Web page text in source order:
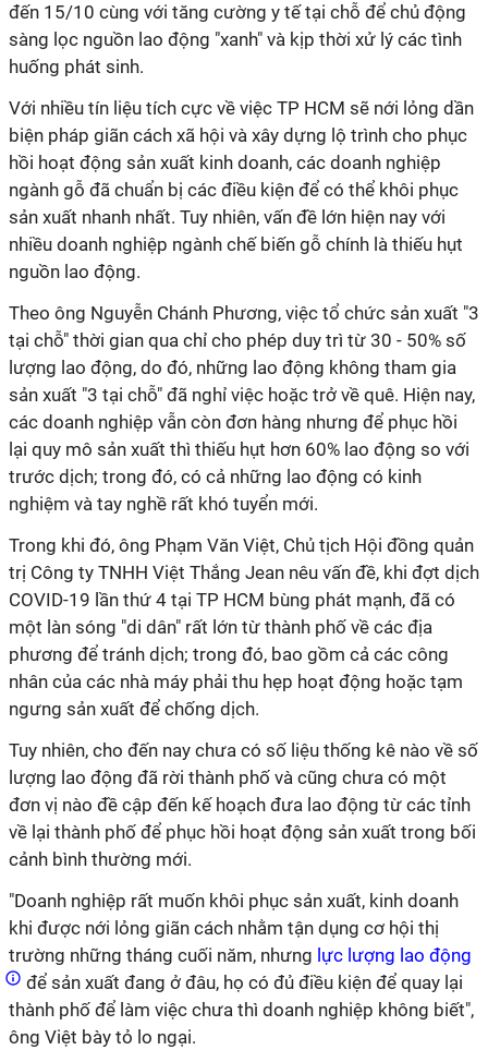
đến 15/10 cùng với tăng cường y tế tại chỗ để chủ động
sàng lọc nguồn lao động "xanh" và kịp thời xử lý các tình
huống phát sinh.
Với nhiều tín liệu tích cực về việc TP HCM sẽ nới lỏng dần
biện pháp giãn cách xã hội và xây dựng lộ trình cho phục
hồi hoạt động sản xuất kinh doanh, các doanh nghiệp
ngành gỗ đã chuẩn bị các điều kiện để có thể khôi phục
sản xuất nhanh nhất. Tuy nhiên, vấn đề lớn hiện nay với
nhiều doanh nghiệp ngành chế biến gỗ chính là thiếu hụt
nguồn lao động.
Theo ông Nguyễn Chánh Phương, việc tổ chức sản xuất "3
tại chỗ" thời gian qua chỉ cho phép duy trì từ 30 - 50% số
lượng lao động, do đó, những lao động không tham gia
sản xuất "3 tại chỗ" đã nghỉ việc hoặc trở về quê. Hiện nay,
các doanh nghiệp vẫn còn đơn hàng nhưng để phục hồi
lại quy mô sản xuất thì thiếu hụt hơn 60% lao động so với
trước dịch; trong đó, có cả những lao động có kinh
nghiệm và tay nghề rất khó tuyển mới.
Trong khi đó, ông Phạm Văn Việt, Chủ tịch Hội đồng quản
trị Công ty TNHH Việt Thắng Jean nêu vấn đề, khi đợt dịch
COVID-19 lần thứ 4 tại TP HCM bùng phát mạnh, đã có
một làn sóng "di dân" rất lớn từ thành phố về các địa
phương để tránh dịch; trong đó, bao gồm cả các công
nhân của các nhà máy phải thu hẹp hoạt động hoặc tạm
ngưng sản xuất để chống dịch.
Tuy nhiên, cho đến nay chưa có số liệu thống kê nào về số
lượng lao động đã rời thành phố và cũng chưa có một
đơn vị nào đề cập đến kế hoạch đưa lao động từ các tỉnh
về lại thành phố để phục hồi hoạt động sản xuất trong bối
cảnh bình thường mới.
"Doanh nghiệp rất muốn khôi phục sản xuất, kinh doanh
khi được nới lỏng giãn cách nhằm tận dụng cơ hội thị
trường những tháng cuối năm, nhưng lực lượng lao động
để sản xuất đang ở đâu, họ có đủ điều kiện để quay lại
thành phố để làm việc chưa thì doanh nghiệp không biết",
ông Việt bày tỏ lo ngại.